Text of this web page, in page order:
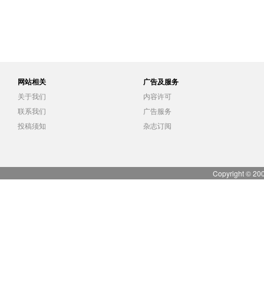
网站相关
关于我们
联系我们
投稿须知
广告及服务
内容许可
广告服务
杂志订阅
Copyright ©